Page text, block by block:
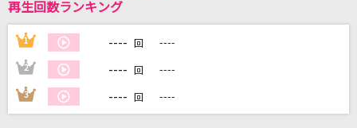
カラオケをもっと楽しもう！
再生回数ランキング
1 ---- 回 ----
2 ---- 回 ----
3 ---- 回 ----